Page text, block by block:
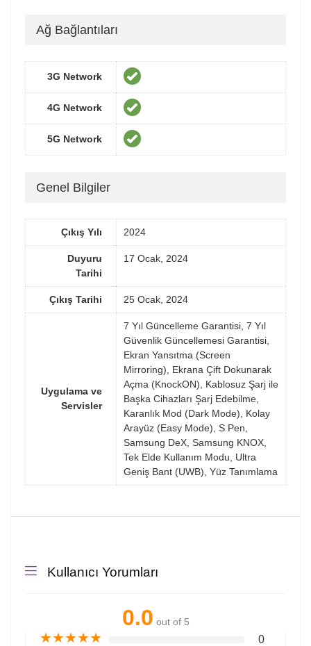
Ağ Bağlantıları
3G Network
4G Network
5G Network
Genel Bilgiler
Çıkış Yılı 2024
Duyuru
Tarihi
17 Ocak, 2024
Çıkış Tarihi 25 Ocak, 2024
Uygulama ve
Servisler
7 Yıl Güncelleme Garantisi, 7 Yıl
Güvenlik Güncellemesi Garantisi,
Ekran Yansıtma (Screen
Mirroring), Ekrana Çift Dokunarak
Açma (KnockON), Kablosuz Şarj ile
Başka Cihazları Şarj Edebilme,
Karanlık Mod (Dark Mode), Kolay
Arayüz (Easy Mode), S Pen,
Samsung DeX, Samsung KNOX,
Tek Elde Kullanım Modu, Ultra
Geniş Bant (UWB), Yüz Tanımlama
Kullanıcı Yorumları
0.0 out of 5
★★★★★ 0